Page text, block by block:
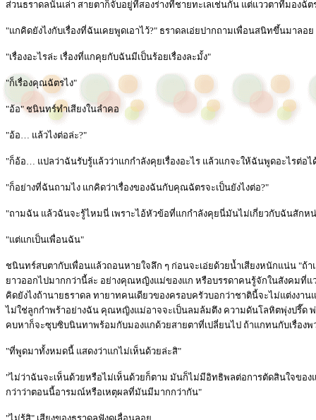
ส่วนธราดลนั้นเล่า สายตาก็จับอยู่ที่สองร่างที่ชายทะเลเช่นกัน แต่แววตาที่มอง
"แกคิดยังไงกับเรื่องที่ฉันเคยพูดเอาไว้?" ธราดลเอ่ยปากถามเพื่อนสนิทขึ้นมาลอย
"เรื่องอะไรล่ะ เรื่องที่แกคุยกับฉันมีเป็นร้อยเรื่องละมั้ง"
"ก็เรื่องคุณฉัตรไง"
"อ้อ" ชนินทร์ทำเสียงในลำคอ
"อ้อ… แล้วไงต่อล่ะ?"
"ก็อ้อ… แปลว่าฉันรับรู้แล้วว่าแกกำลังคุยเรื่องอะไร แล้วแกจะให้ฉันพูดอะไรต่อไ
"ก็อย่างที่ฉันถามไง แกคิดว่าเรื่องของฉันกับคุณฉัตรจะเป็นยังไงต่อ?"
"ถามฉัน แล้วฉันจะรู้ไหมนี่ เพราะไอ้หัวข้อที่แกกำลังคุยนี่มันไม่เกี่ยวกับฉันสักห
"แต่แกเป็นเพื่อนฉัน"
ชนินทร์สบตากับเพื่อนแล้วถอนหายใจลึก ๆ ก่อนจะเอ่ยด้วยน้ำเสียงหนักแน่น "ถ้
ยาวออกไปมากกว่านี้ล่ะ อย่างคุณหญิงแม่ของแก หรือบรรดาคนรู้จักในสังคมที่แ
คิดยังไงถ้านายธราดล ทายาทคนเดียวของครอบครัวบอกว่าชาตินี้จะไม่แต่งง
ไม่ใช่ลูกกำพร้าอย่างฉัน คุณหญิงแม่อาจจะเป็นลมล้มตึง ความดันโลหิตพุ่งปรี๊ด
คบหาก็จะซุบซิบนินทาพร้อมกับมองแกด้วยสายตาที่เปลี่ยนไป ถ้าแกทนกับเรื่อง
"ที่พูดมาทั้งหมดนี้ แสดงว่าแกไม่เห็นด้วยล่ะสิ"
"ไม่ว่าฉันจะเห็นด้วยหรือไม่เห็นด้วยก็ตาม มันก็ไม่มีอิทธิพลต่อการตัดสินใจของ
กว่าว่าตอนนี้อารมณ์หรือเหตุผลที่มันมีมากกว่ากัน"